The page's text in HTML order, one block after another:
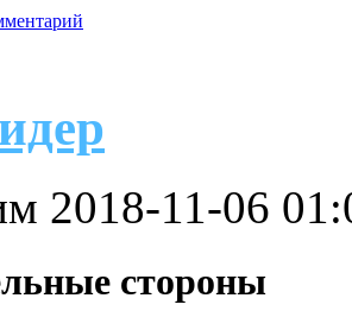
2018-11-06
стороны